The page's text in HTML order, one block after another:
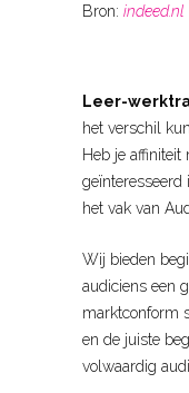
Bron: indeed.nl
Leer-
het verschil
Heb je
geïnteresseerd
het vak van
Wij bieden
audiciens een
marktconform
en de juiste
volwaardig